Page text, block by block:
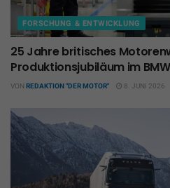
FORSCHUNG & ENTWICKLUNG
25 Jahre britisches
Produktionsjubiläum im
VON REDAKTION "DER MOTOR" 8. JUNI 2026